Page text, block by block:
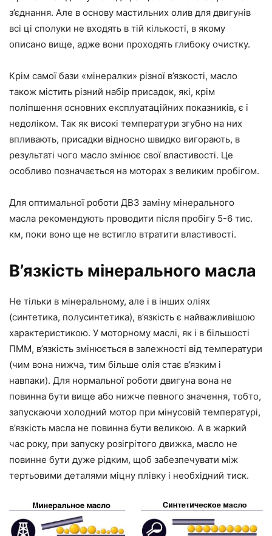
з’єднання. Але в основу мастильних олив для двигунів
всі ці сполуки не входять в тій кількості, в якому
описано вище, адже вони проходять глибоку очистку.
Крім самої бази «мінералки» різної в’язкості, масло
також містить різний набір присадок, які, крім
поліпшення основних експлуатаційних показників, є і
недоліком. Так як високі температури згубно на них
впливають, присадки відносно швидко вигорають, в
результаті чого масло змінює свої властивості. Це
особливо позначається на моторах з великим пробігом.
Для оптимальної роботи ДВЗ заміну мінерального
масла рекомендують проводити після пробігу 5-6 тис.
км, поки воно ще не встигло втратити властивості.
В’язкість мінерального масла
Не тільки в мінеральному, але і в інших оліях
(синтетика, полусинтетика), в’язкість є найважливішою
характеристикою. У моторному маслі, як і в більшості
ПММ, в’язкість змінюється в залежності від температури
(чим вона нижча, тим більше олія стає в’язким і
навпаки). Для нормальної роботи двигуна вона не
повинна бути вище або нижче певного значення, тобто,
запускаючи холодний мотор при мінусовій температурі,
в’язкість масла не повинна бути великою. А в жаркий
час року, при запуску розігрітого движка, масло не
повинне бути дуже рідким, щоб забезпечувати між
тертьовими деталями міцну плівку і необхідний тиск.